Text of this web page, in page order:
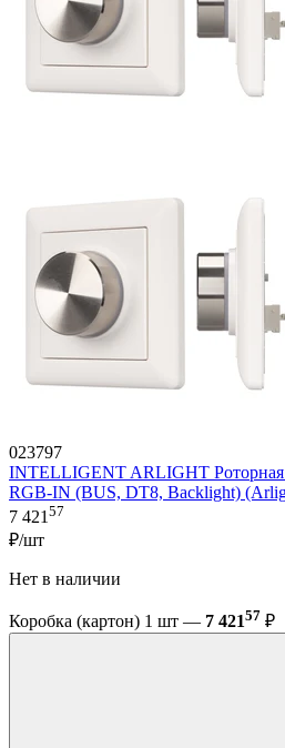
023797
INTELLIGENT ARLIGHT
RGB-IN (BUS, DT8, Backlight)
7 421 57
₽/шт
Нет в наличии
Коробка (картон) 1 шт — 7 42157 ₽